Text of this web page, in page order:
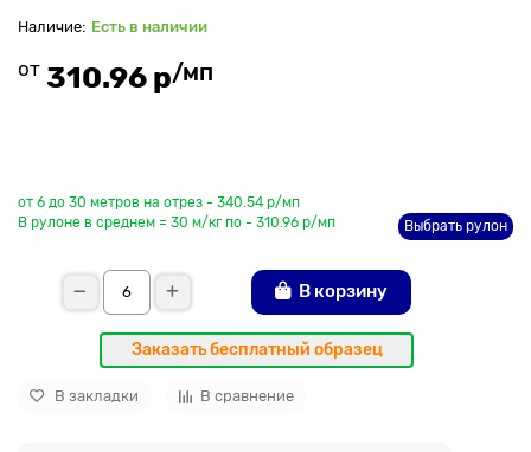
Есть в наличии
от 310.96 р/мп
от 6 до 30 метров на отрез - 340.54 р/мп
В рулоне в среднем = 30 м/кг по - 310.96 р/мп
Выбрать рулон
В корзину
Заказать бесплатный образец
В закладки В сравнение